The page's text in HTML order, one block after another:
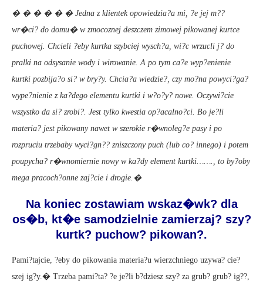
� � � � � � Jedna z klientek opowiedzia?a mi, ?e jej m??
wr�ci? do domu� w zmocoznej deszczem zimowej pikowanej kurtce
puchowej. Chcieli ?eby kurtka szybciej wysch?a, wi?c wrzucli j? do
pralki na odsysanie wody i wirowanie. A po tym ca?e wyp?enienie
kurtki pozbija?o si? w bry?y. Chcia?a wiedzie?, czy mo?na powyci?ga?
wype?nienie z ka?dego elementu kurtki i w?o?y? nowe. Oczywi?cie
wszystko da si? zrobi?. Jest tylko kwestia op?acalno?ci. Bo je?li
materia? jest pikowany nawet w szerokie r�wnoleg?e pasy i po
rozpruciu trzebaby wyci?gn?? zniszczony puch (lub co? innego) i potem
poupycha? r�wnomiernie nowy w ka?dy element kurtki……., to by?oby
mega pracoch?onne zaj?cie i drogie.�
Na koniec zostawiam wskaz�wk? dla
os�b, kt�e samodzielnie zamierzaj? szy?
kurtk? puchow? pikowan?.
Pami?tajcie, ?eby do pikowania materia?u wierzchniego uzywa? cie?
szej ig?y.� Trzeba pami?ta? ?e je?li b?dziesz szy? za grub? grub? ig??,